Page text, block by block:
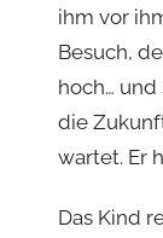
ihm vor
Besuch,
hoch…
die
wartet. Er
Das Kind